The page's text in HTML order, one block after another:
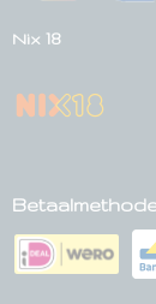
Nix 18